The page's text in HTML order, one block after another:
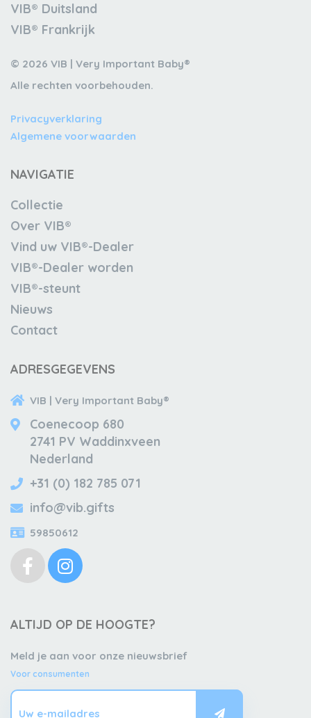
VIB® Duitsland
VIB® Frankrijk
© 2026 VIB | Very Important Baby®
Alle rechten voorbehouden.
Privacyverklaring
Algemene voorwaarden
NAVIGATIE
Collectie
Over VIB®
Vind uw VIB®-Dealer
VIB®-Dealer worden
VIB®-steunt
Nieuws
Contact
ADRESGEGEVENS
VIB | Very Important Baby®
Coenecoop 680
2741 PV Waddinxveen
Nederland
+31 (0) 182 785 071
info@vib.gifts
59850612
ALTIJD OP DE HOOGTE?
Meld je aan voor onze nieuwsbrief
Voor consumenten